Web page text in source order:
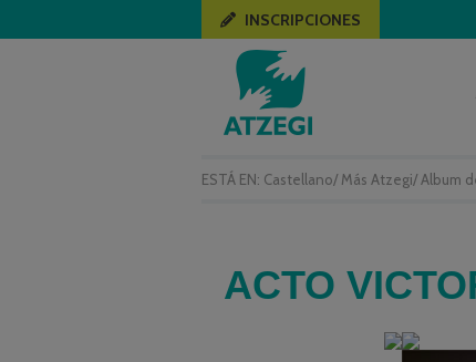
ESTÁ EN: Castellano/ Más Atzegi/ Album
INSCRIPCIONES
ACTO